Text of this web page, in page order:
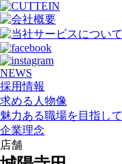
NEWS
採用情報
求める人物像
魅力ある職場を目指して
企業理念
店舗